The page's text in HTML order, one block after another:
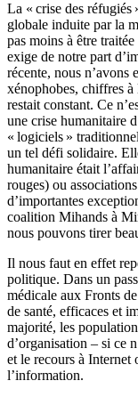
La « crise des réfugiés
globale induite par la
pas moins à être
exige de notre part
récente, nous n’avons
xénophobes, chiffres
restait constant. Ce
une crise humanitaire
« logiciels »
un tel défi solidaire.
humanitaire était
rouges) ou
d’importantes
coalition Mihands à
nous pouvons tirer
Il nous faut en effet
politique. Dans un
médicale aux Fronts
de santé, efficaces et
majorité, les
d’organisation – si ce
et le recours à
l’information.